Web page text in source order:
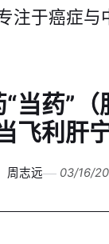
于癌症与
当药”（
飞利肝
周志远 03/16/